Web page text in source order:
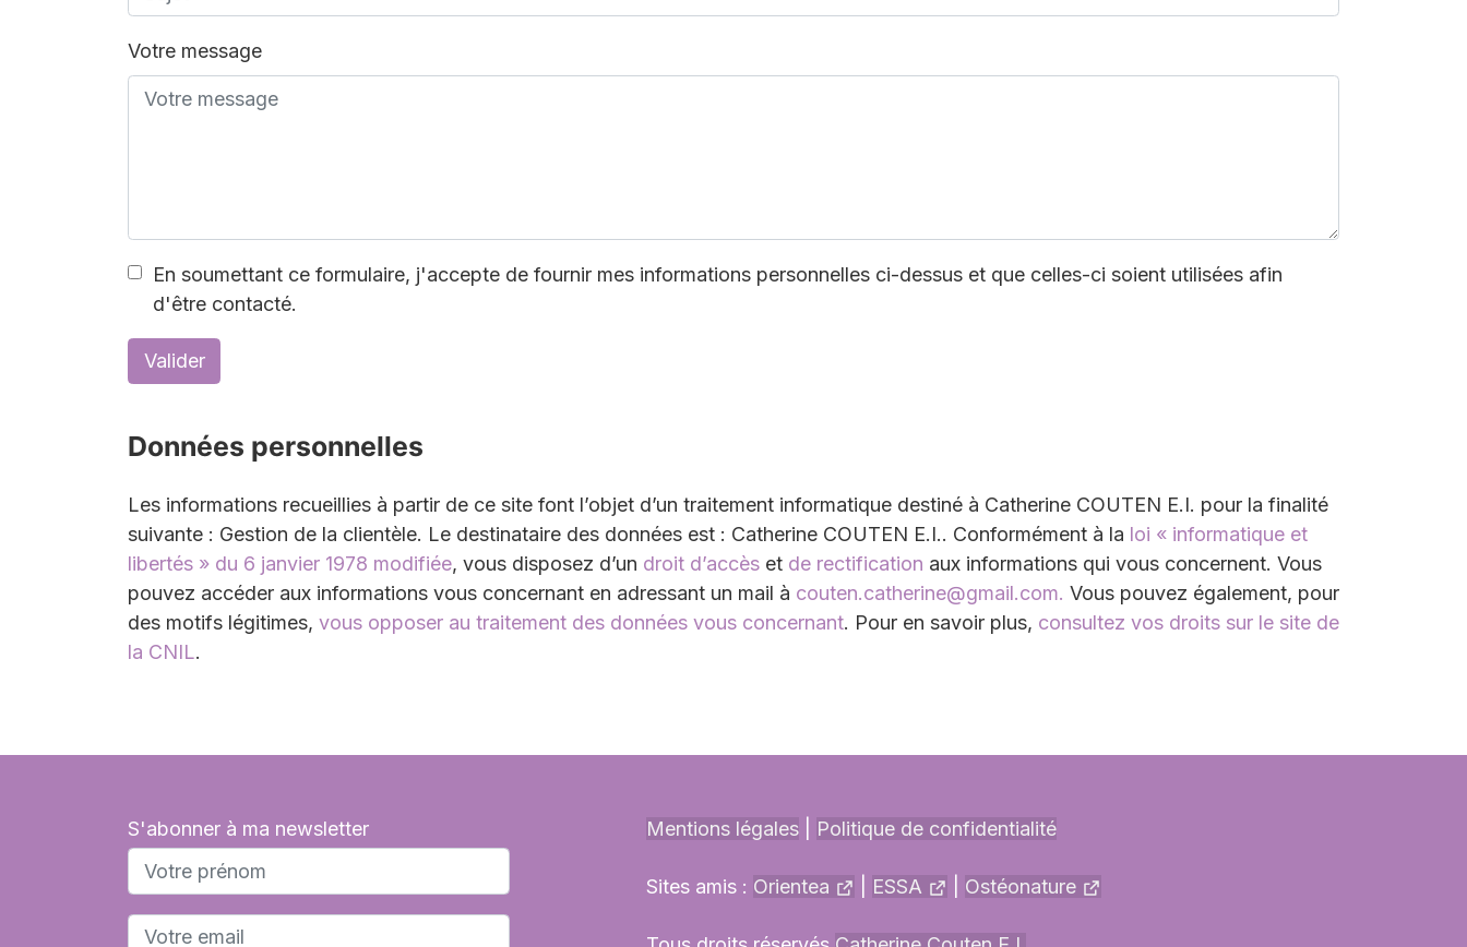
Votre message
En soumettant ce formulaire, j'accepte de fournir mes informations personnelles ci-dessus et que celles-ci soient utilisées afin
d'être contacté.
Valider
Données personnelles
Les informations recueillies à partir de ce site font l’objet d’un traitement informatique destiné à Catherine COUTEN E.I. pour la finalité
suivante : Gestion de la clientèle. Le destinataire des données est : Catherine COUTEN E.I.. Conformément à la loi « informatique et
libertés » du 6 janvier 1978 modifiée, vous disposez d’un droit d’accès et de rectification aux informations qui vous concernent. Vous
pouvez accéder aux informations vous concernant en adressant un mail à couten.catherine@gmail.com. Vous pouvez également, pour
des motifs légitimes, vous opposer au traitement des données vous concernant. Pour en savoir plus, consultez vos droits sur le site de
la CNIL.
S'abonner à ma newsletter Mentions légales Politique de confidentialité
Sites amis : Orientea ESSA Ostéonature